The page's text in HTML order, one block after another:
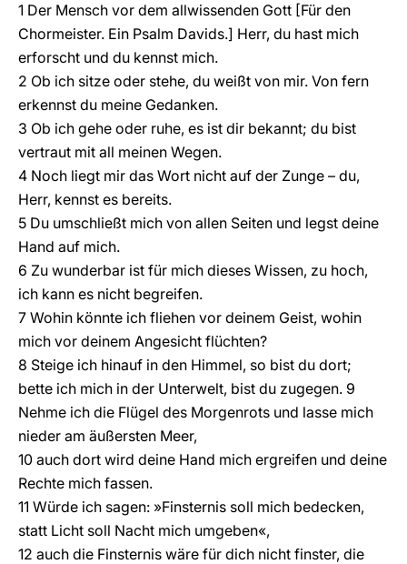
1 Der Mensch vor dem allwissenden Gott [Für den
Chormeister. Ein Psalm Davids.] Herr, du hast mich
erforscht und du kennst mich.
2 Ob ich sitze oder stehe, du weißt von mir. Von fern
erkennst du meine Gedanken.
3 Ob ich gehe oder ruhe, es ist dir bekannt; du bist
vertraut mit all meinen Wegen.
4 Noch liegt mir das Wort nicht auf der Zunge – du,
Herr, kennst es bereits.
5 Du umschließt mich von allen Seiten und legst deine
Hand auf mich.
6 Zu wunderbar ist für mich dieses Wissen, zu hoch,
ich kann es nicht begreifen.
7 Wohin könnte ich fliehen vor deinem Geist, wohin
mich vor deinem Angesicht flüchten?
8 Steige ich hinauf in den Himmel, so bist du dort;
bette ich mich in der Unterwelt, bist du zugegen. 9
Nehme ich die Flügel des Morgenrots und lasse mich
nieder am äußersten Meer,
10 auch dort wird deine Hand mich ergreifen und deine
Rechte mich fassen.
11 Würde ich sagen: »Finsternis soll mich bedecken,
statt Licht soll Nacht mich umgeben«,
12 auch die Finsternis wäre für dich nicht finster, die